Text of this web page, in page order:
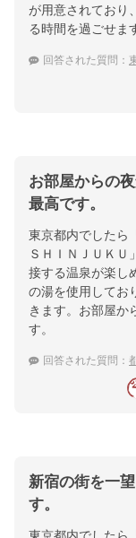
が用意されており
る時間を過ごせま
回答された質問：
お部屋からの
最高です。
東京都内でした
ＳＨＩＮＪＵＫＵ
接する温泉が楽し
の湯を使用してお
きます。お部屋か
す。
回答された質問：
新宿の街を一
す。